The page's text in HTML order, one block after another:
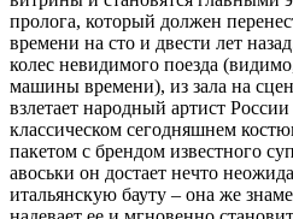
пролога, который должен
времени на сто и двести лет
колес невидимого поезда
машины времени), из зала на
взлетает народный артист
классическом сегодняшнем
пакетом с брендом известного
авоськи он достает нечто
итальянскую бауту – она же